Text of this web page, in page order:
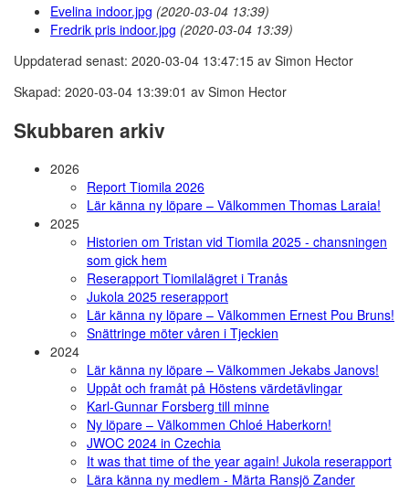
Evelina indoor.jpg (2020-03-04 13:39)
Fredrik pris indoor.jpg (2020-03-04 13:39)
Uppdaterad senast: 2020-03-04 13:47:15 av Simon Hector
Skapad: 2020-03-04 13:39:01 av Simon Hector
Skubbaren arkiv
2026
Report Tiomila 2026
Lär känna ny löpare – Välkommen Thomas Laraia!
2025
Historien om Tristan vid Tiomila 2025 - chansningen
som gick hem
Reserapport Tiomilalägret i Tranås
Jukola 2025 reserapport
Lär känna ny löpare – Välkommen Ernest Pou Bruns!
Snättringe möter våren i Tjeckien
2024
Lär känna ny löpare – Välkommen Jekabs Janovs!
Uppåt och framåt på Höstens värdetävlingar
Karl-Gunnar Forsberg till minne
Ny löpare – Välkommen Chloé Haberkorn!
JWOC 2024 in Czechia
It was that time of the year again! Jukola reserapport
Lära känna ny medlem - Märta Ransjö Zander